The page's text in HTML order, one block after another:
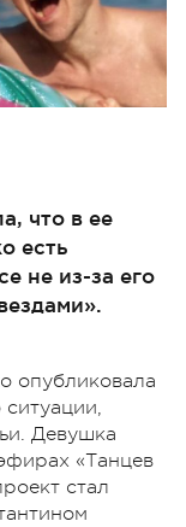
что в ее
есть
не из-за его
опубликовала
Девушка
«Танцев
стал